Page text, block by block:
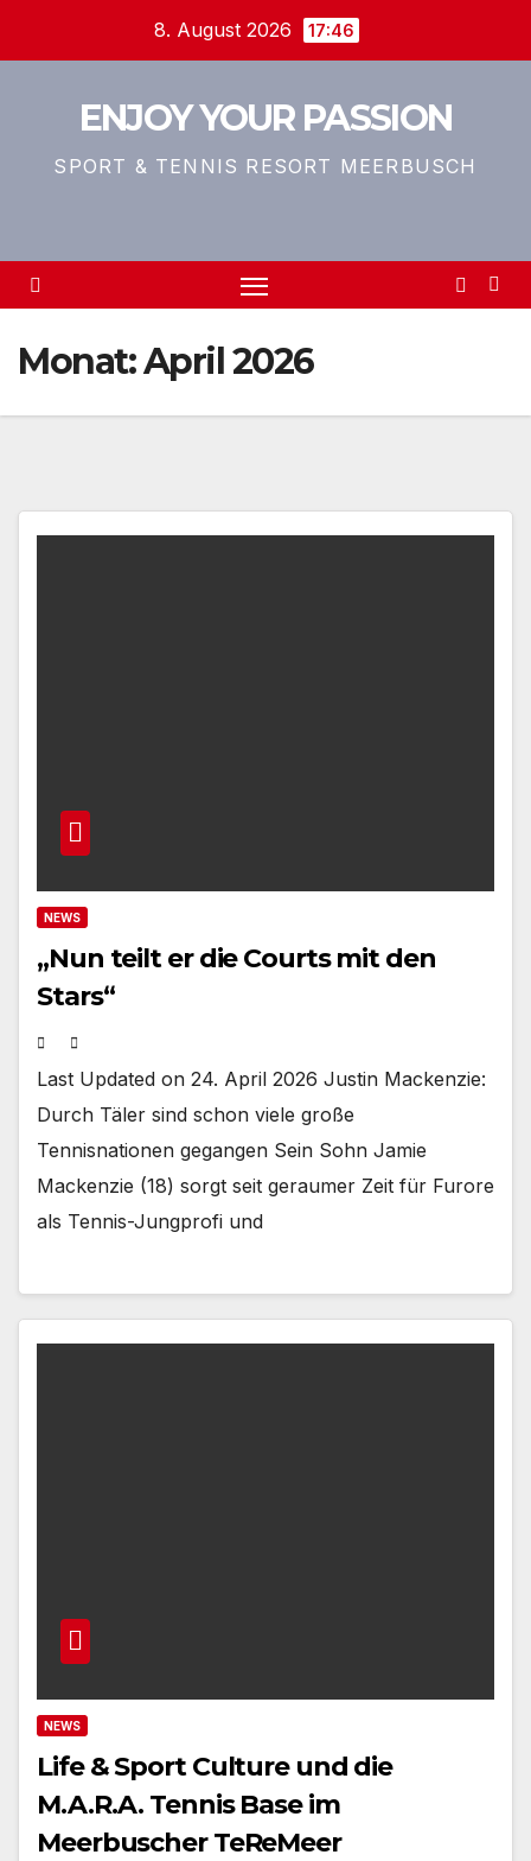
8. August 2026 17:46
ENJOY YOUR PASSION
SPORT & TENNIS RESORT MEERBUSCH
Monat:April 2026
NEWS
„Nun teilt er die Courts mit den
Stars“
Last Updated on 24. April 2026 Justin Mackenzie:
Durch Täler sind schon viele große
Tennisnationen gegangen Sein Sohn Jamie
Mackenzie (18) sorgt seit geraumer Zeit für Furore
als Tennis-Jungprofi und
NEWS
Life & Sport Culture und die
M.A.R.A. Tennis Base im
Meerbuscher TeReMeer